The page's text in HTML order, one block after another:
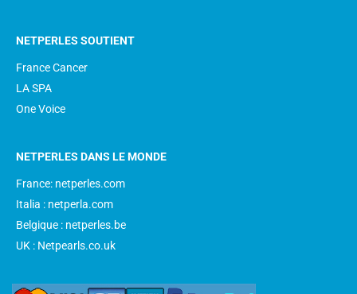
NETPERLES SOUTIENT
France Cancer
LA SPA
One Voice
NETPERLES DANS LE MONDE
France: netperles.com
Italia : netperla.com
Belgique : netperles.be
UK : Netpearls.co.uk